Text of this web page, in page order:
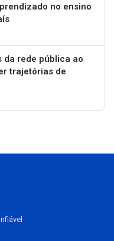
no ensino
da rede pública ao
trajetórias de